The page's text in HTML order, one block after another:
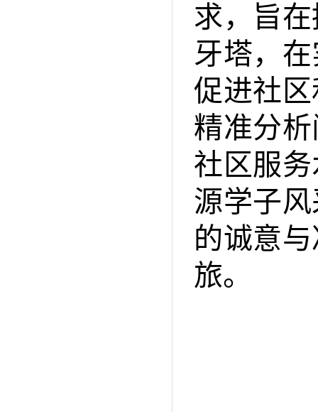
求，旨
牙塔，
促进社
精准分
社区服
源学子
的诚意
旅。